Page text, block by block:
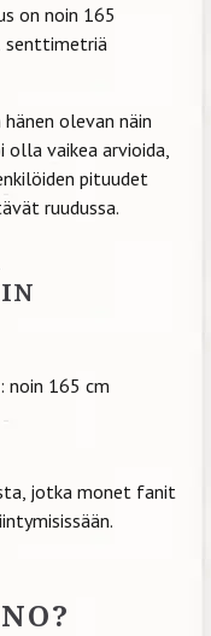
on noin 165
senttimetriä
olevan näin
vaikea arvioida,
pituudet
ruudussa.
noin 165 cm
jotka monet fanit